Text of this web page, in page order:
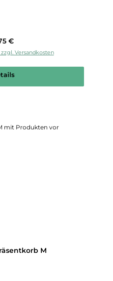
Preis:
€
Versandkosten
M